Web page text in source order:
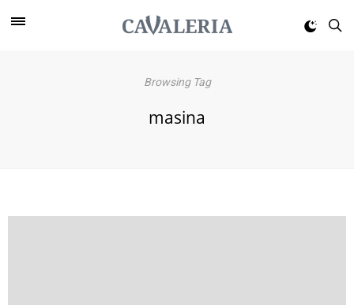
Browsing Tag
masina